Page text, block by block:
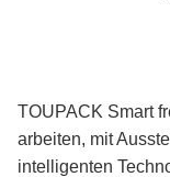
TOUPACK Smart
arbeiten, mit
intelligenten